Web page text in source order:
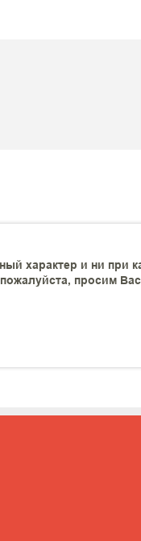
характер и ни при
просим